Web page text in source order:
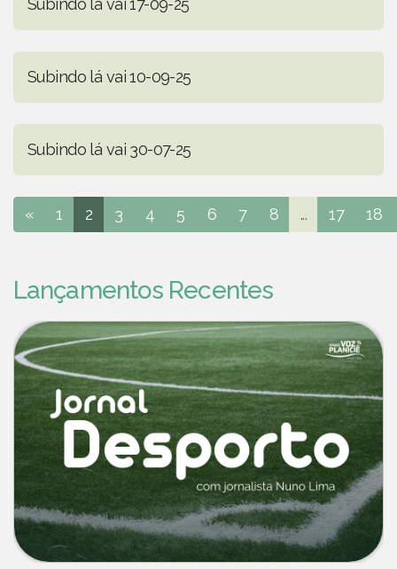
Subindo lá vai 17-09-25
Subindo lá vai 10-09-25
Subindo lá vai 30-07-25
« 1 2 3 4 5 6 7 8 ... 17 18
Lançamentos Recentes